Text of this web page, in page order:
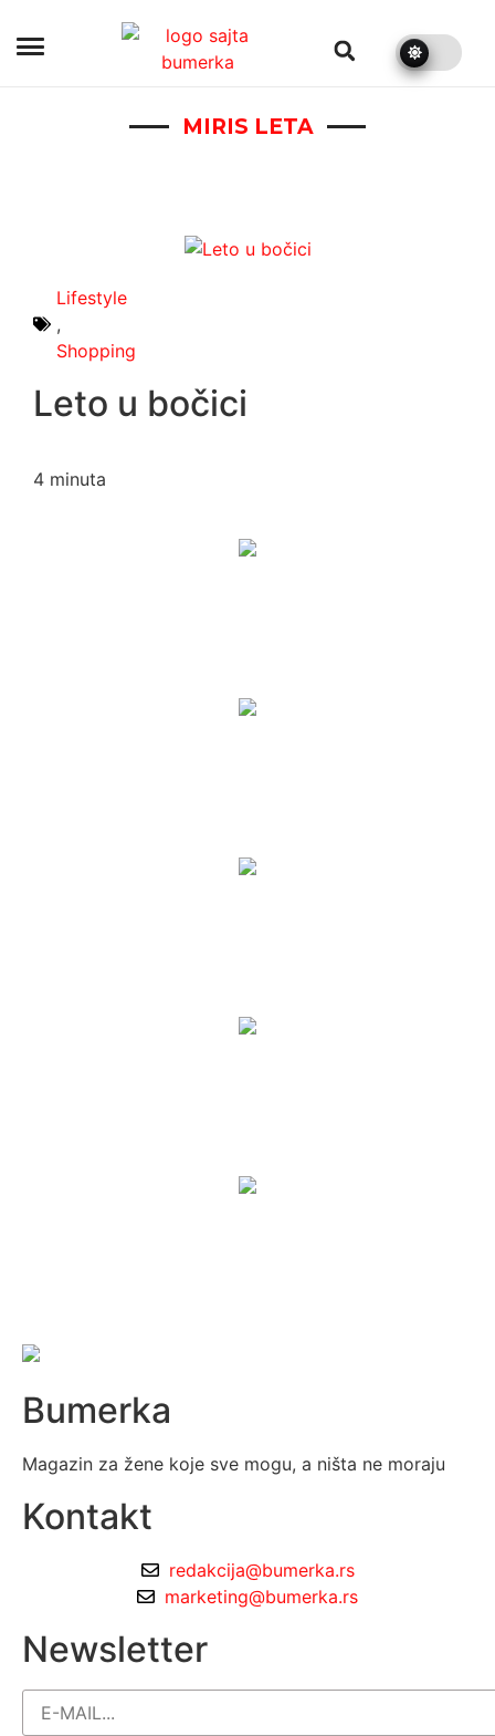
MIRIS LETA
Lifestyle
,
Shopping
Leto u bočici
4 minuta
Bumerka
Magazin za žene koje sve mogu, a ništa ne moraju
Kontakt
redakcija@bumerka.rs
marketing@bumerka.rs
Newsletter